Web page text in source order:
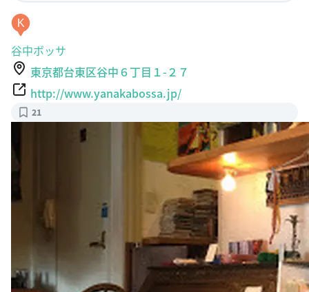
K
谷中ボッサ
東京都台東区谷中６丁目１-２７
http://www.yanakabossa.jp/
21